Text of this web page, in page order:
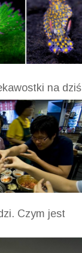
na dziś
Czym jest